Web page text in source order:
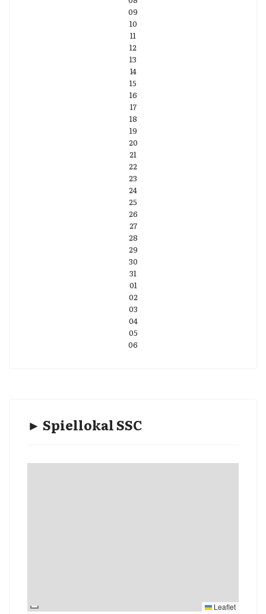
09
10
11
12
13
14
15
16
17
18
19
20
21
22
23
24
25
26
27
28
29
30
31
01
02
03
04
05
06
► Spiellokal SSC
Leaflet